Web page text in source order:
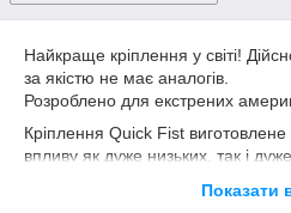
Найкраще кріплення у світі!
за якістю не має аналогів.
Розроблено для екстрених
Кріплення Quick Fist виготовлене
впливу як дуже низьких, так і
сухості – взагалі не бояться
Показати